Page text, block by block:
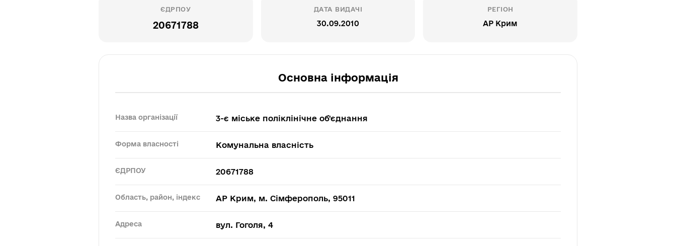
ЄДРПОУ
20671788
ДАТА ВИДАЧІ
30.09.2010
РЕГІОН
АР Крим
Основна інформація
Назва організації 3-є міське поліклінічне об'єднання
Форма власності Комунальна власність
ЄДРПОУ 20671788
Область, район, індекс АР Крим, м. Сімферополь, 95011
Адреса вул. Гоголя, 4